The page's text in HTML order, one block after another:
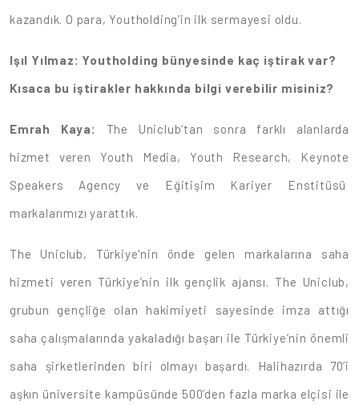
kazandık. O para, Youtholding’in ilk sermayesi oldu.
Işıl Yılmaz: Youtholding bünyesinde kaç iştirak var?
Kısaca bu iştirakler hakkında bilgi verebilir misiniz?
Emrah Kaya:
The Uniclub’tan sonra farklı alanlarda
hizmet veren Youth Media, Youth Research, Keynote
Speakers Agency ve Eğitişim Kariyer Enstitüsü
markalarımızı yarattık.
The Uniclub, Türkiye'nin önde gelen markalarına saha
hizmeti veren Türkiye’nin ilk gençlik ajansı. The Uniclub,
grubun gençliğe olan hakimiyeti sayesinde imza attığı
saha çalışmalarında yakaladığı başarı ile Türkiye’nin önemli
saha şirketlerinden biri olmayı başardı. Halihazırda 70’i
aşkın üniversite kampüsünde 500’den fazla marka elçisi ile